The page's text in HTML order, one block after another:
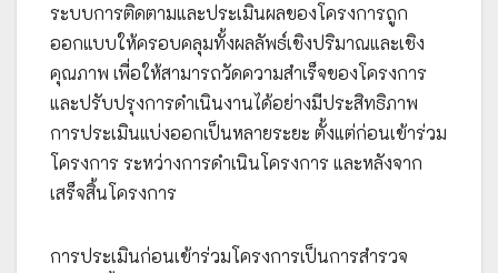
ระบบการติดตามและประเมินผลของโครงการถูก
ออกแบบให้ครอบคลุมทั้งผลลัพธ์เชิงปริมาณและเชิง
คุณภาพ เพื่อให้สามารถวัดความสำเร็จของโครงการ
และปรับปรุงการดำเนินงานได้อย่างมีประสิทธิภาพ
การประเมินแบ่งออกเป็นหลายระยะ ตั้งแต่ก่อนเข้าร่วม
โครงการ ระหว่างการดำเนินโครงการ และหลังจาก
เสร็จสิ้นโครงการ
การประเมินก่อนเข้าร่วมโครงการเป็นการสำรวจ